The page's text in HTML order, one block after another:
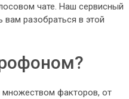
чате. Наш сервисный
разобраться в этой
факторов, от